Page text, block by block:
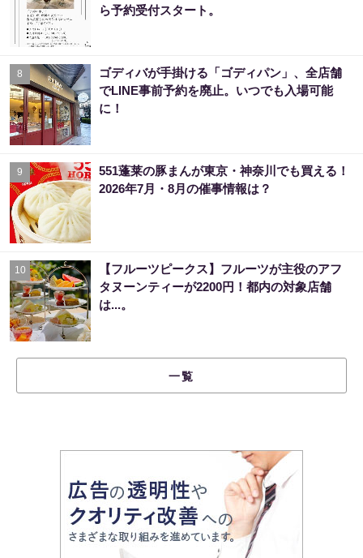
ら予約受付スタート。
8
ゴディバが手掛ける「ゴディパン」、全店舗
でLINE事前予約を廃止。いつでも入場可能
に！
9
551蓬莱の豚まんが東京・神奈川でも買える！
2026年7月・8月の催事情報は？
10
【フルーツピークス】フルーツが主役のアフ
タヌーンティーが2200円！都内の対象店舗
は...。
一覧